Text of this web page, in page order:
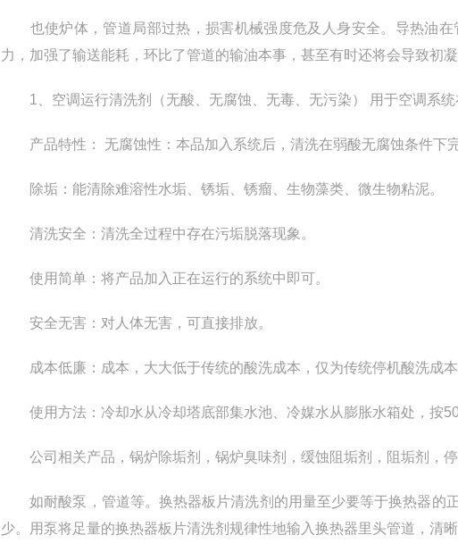
也使炉体，管道局部过热，损害机械强度危及人身安全。导热油在
力，加强了输送能耗，环比了管道的输油本事，甚至有时还将会导致初凝
1、空调运行清洗剂（无酸、无腐蚀、无毒、无污染） 用于空调系统
产品特性： 无腐蚀性：本品加入系统后，清洗在弱酸无腐蚀条件下完
除垢：能清除难溶性水垢、锈垢、锈瘤、生物藻类、微生物粘泥。
清洗安全：清洗全过程中存在污垢脱落现象。
使用简单：将产品加入正在运行的系统中即可。
安全无害：对人体无害，可直接排放。
成本低廉：成本，大大低于传统的酸洗成本，仅为传统停机酸洗成本
使用方法：冷却水从冷却塔底部集水池、冷媒水从膨胀水箱处，按
公司相关产品，锅炉除垢剂，锅炉臭味剂，缓蚀阻垢剂，阻垢剂，停
如耐酸泵，管道等。换热器板片清洗剂的用量至少要等于换热器的
少。用泵将足量的换热器板片清洗剂规律性地输入换热器里头管道，清